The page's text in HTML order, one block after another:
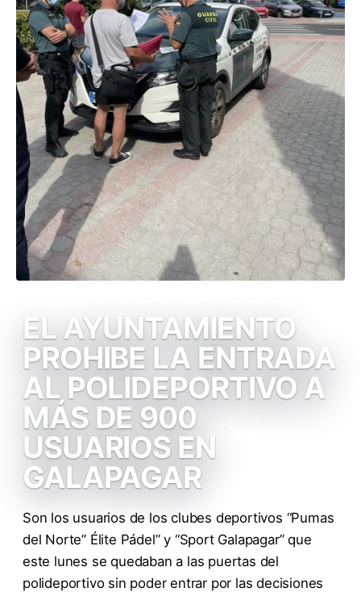
EL AYUNTAMIENTO
PROHIBE LA ENTRADA
AL POLIDEPORTIVO A
MÁS DE 900
USUARIOS EN
GALAPAGAR
Son los usuarios de los clubes deportivos “Pumas
del Norte” Élite Pádel” y “Sport Galapagar” que
este lunes se quedaban a las puertas del
polideportivo sin poder entrar por las decisiones